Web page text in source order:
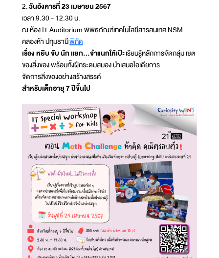
2.วันอังคารที่ 23 เมษายน 2567
เวลา 9.30 - 12.30 น.
ณ ห้อง IT Auditorium พิพิธภัณฑ์เทคโนโลยีสารสนเทศ NSM
คลองห้า ปทุมธานีพิกัด
เรื่อง หยิบ จับ นัก แยก...จำแนกให้เป๊ะเรียนรู้หลักการจัดกลุ่ม เซต
ของสิ่งของ พร้อมทั้งฝึกระดมสมอง นำเสนอไอเดียการ
จัดการสิ่งของอย่างสร้างสรรค์
สำหรับเด็กอายุ 7 ปีขึ้นไป